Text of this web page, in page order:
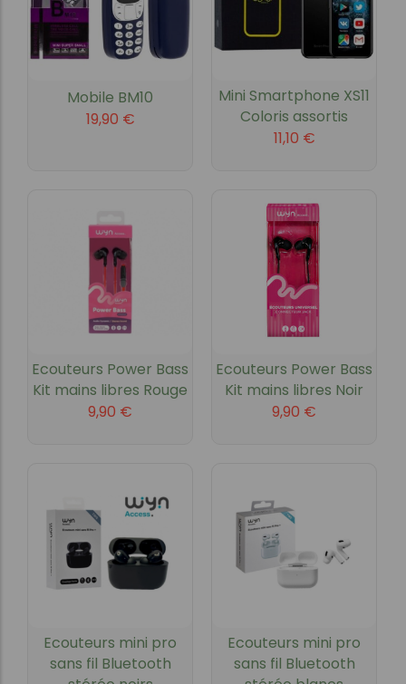
Mobile BM10
19,90 €
Mini Smartphone XS11
Coloris assortis
11,10 €
Ecouteurs Power Bass
Kit mains libres Rouge
9,90 €
Ecouteurs Power Bass
Kit mains libres Noir
9,90 €
Ecouteurs mini pro
sans fil Bluetooth
Ecouteurs mini pro
sans fil Bluetooth